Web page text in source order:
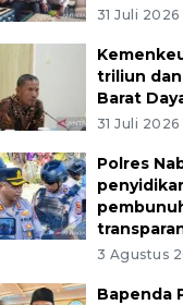
31 Juli 2026
triliun
Barat
31 Juli 2026
Polres
3 Agustus
Bapenda